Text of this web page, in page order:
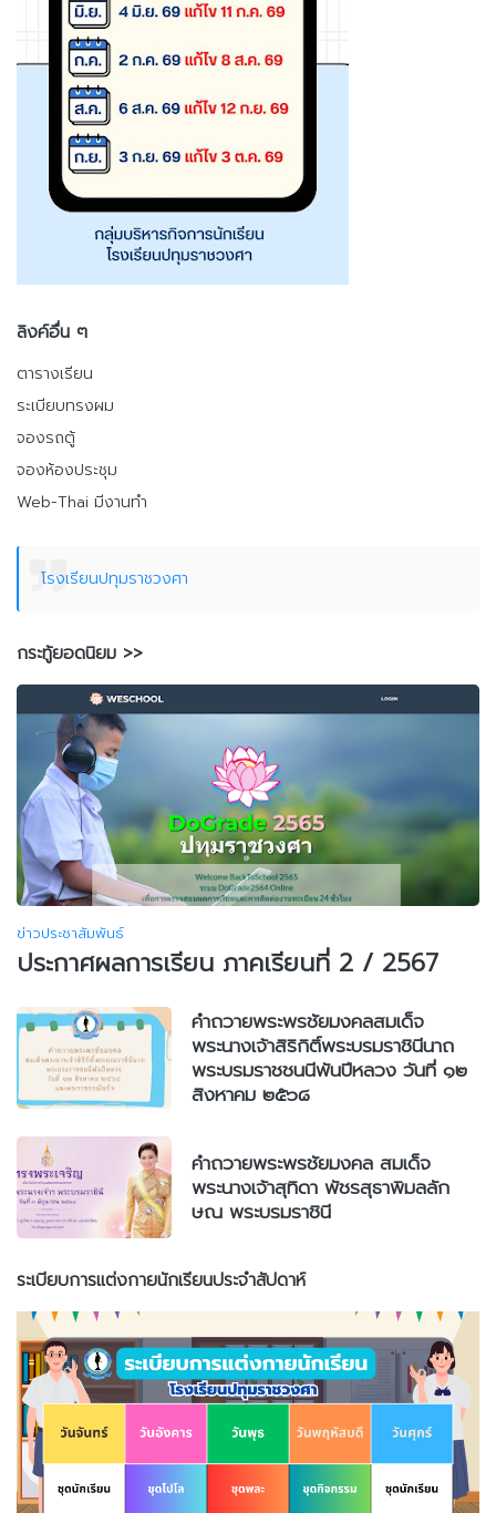
ลิงค์อื่น ๆ
ตารางเรียน
ระเบียบทรงผม
จองรถตู้
จองห้องประชุม
Web-Thai มีงานทำ
โรงเรียนปทุมราชวงศา
กระทู้ยอดนิยม >>
ข่าวประชาสัมพันธ์
ประกาศผลการเรียน ภาคเรียนที่ 2 / 2567
คำถวายพระพรชัยมงคลสมเด็จ
พระนางเจ้าสิริกิติ์พระบรมราชินีนาถ
พระบรมราชชนนีพันปีหลวง วันที่ ๑๒
สิงหาคม ๒๕๖๘
คำถวายพระพรชัยมงคล สมเด็จ
พระนางเจ้าสุทิดา พัชรสุธาพิมลลัก
ษณ พระบรมราชินี
ระเบียบการแต่งกายนักเรียนประจำสัปดาห์